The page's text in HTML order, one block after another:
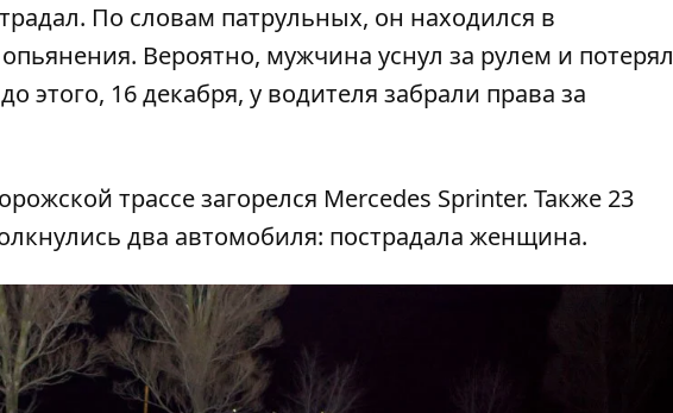
По словам патрульных, он находился в
Вероятно, мужчина уснул за рулем и потерял
этого, 16 декабря, у водителя забрали права за
трассезагорелся Mercedes Sprinter. Также 23
два автомобиля: пострадала женщина.